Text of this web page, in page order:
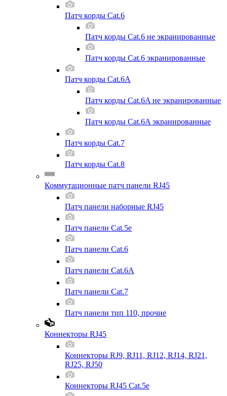
Патч корды Cat.6
Патч корды Cat.6 не экранированные
Патч корды Cat.6 экранированные
Патч корды Cat.6A
Патч корды Cat.6A не экранированные
Патч корды Cat.6A экранированные
Патч корды Cat.7
Патч корды Cat.8
Коммутационные патч панели RJ45
Патч панели наборные RJ45
Патч панели Cat.5e
Патч панели Cat.6
Патч панели Cat.6A
Патч панели Cat.7
Патч панели тип 110, прочие
Коннекторы RJ45
Коннекторы RJ9, RJ11, RJ12, RJ14, RJ21,
RJ25, RJ50
Коннекторы RJ45 Cat.5e